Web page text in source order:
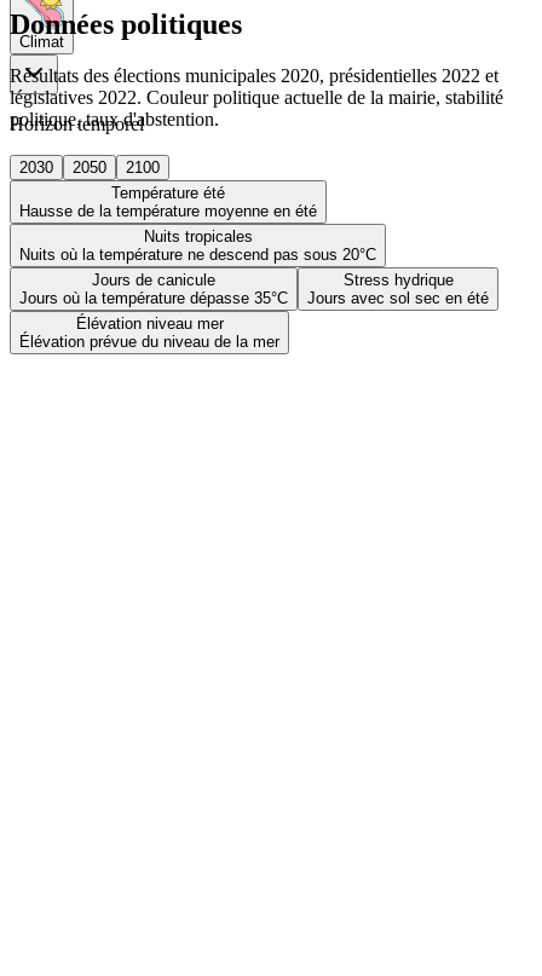
Climat
Horizon temporel
2030 2050
2100
Température été
Hausse de la température moyenne en été
Nuits tropicales
Nuits où la température ne descend pas sous 20°C
Jours de canicule
Jours où la température dépasse 35°C
Stress hydrique
Jours avec sol sec en été
Élévation niveau mer
Élévation prévue du niveau de la mer
Données politiques
Résultats des élections municipales 2020, présidentielles 2022 et
législatives 2022. Couleur politique actuelle de la mairie, stabilité
politique, taux d'abstention.